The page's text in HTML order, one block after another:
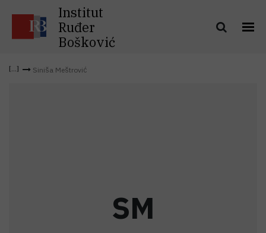
Institut
Ruđer
Bošković
Siniša Meštrović
SM